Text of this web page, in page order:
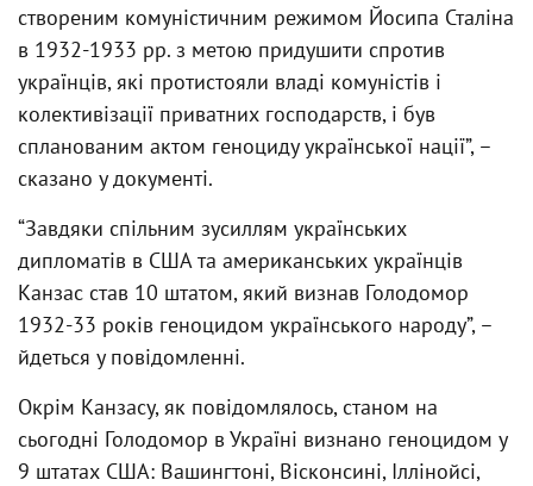
створеним комуністичним режимом Йосипа Сталіна
в 1932-1933 рр. з метою придушити спротив
українців, які протистояли владі комуністів і
колективізації приватних господарств, і був
спланованим актом геноциду української нації”, –
сказано у документі.
“Завдяки спільним зусиллям українських
дипломатів в США та американських українців
Канзас став 10 штатом, який визнав Голодомор
1932-33 років геноцидом українського народу”, –
йдеться у повідомленні.
Окрім Канзасу, як повідомлялось, станом на
сьогодні Голодомор в Україні визнано геноцидом у
9 штатах США: Вашингтоні, Вісконсині, Іллінойсі,